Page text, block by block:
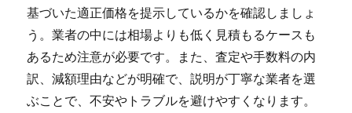
基づいた適正価格を提示しているかを確認しましょ
う。業者の中には相場よりも低く見積もるケースも
あるため注意が必要です。また、査定や手数料の内
訳、減額理由などが明確で、説明が丁寧な業者を選
ぶことで、不安やトラブルを避けやすくなります。